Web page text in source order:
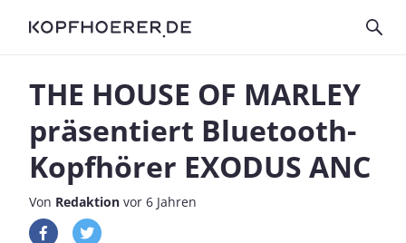
THE HOUSE OF MARLEY
präsentiert Bluetooth-
Kopfhörer EXODUS ANC
Von Redaktion vor 6 Jahren